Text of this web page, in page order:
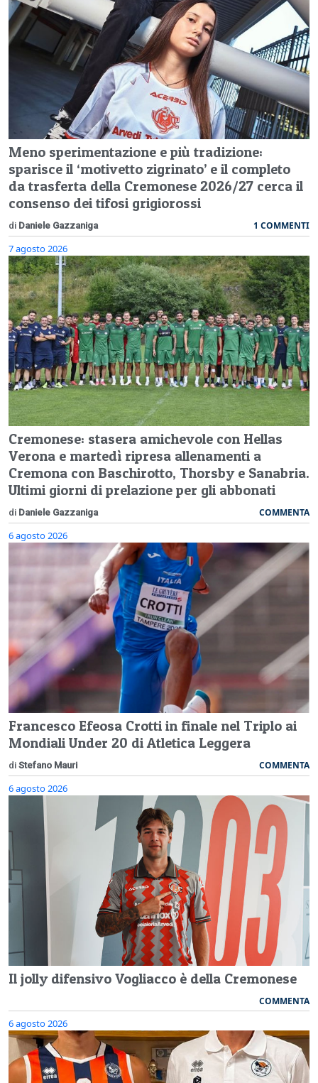
Meno sperimentazione e più tradizione:
sparisce il ‘motivetto zigrinato’ e il completo
da trasferta della Cremonese 2026/27 cerca il
consenso dei tifosi grigiorossi
di Daniele Gazzaniga 1 COMMENTI
7 agosto 2026
Cremonese: stasera amichevole con Hellas
Verona e martedì ripresa allenamenti a
Cremona con Baschirotto, Thorsby e Sanabria.
Ultimi giorni di prelazione per gli abbonati
di Daniele Gazzaniga COMMENTA
6 agosto 2026
Francesco Efeosa Crotti in finale nel Triplo ai
Mondiali Under 20 di Atletica Leggera
di Stefano Mauri COMMENTA
6 agosto 2026
Il jolly difensivo Vogliacco è della Cremonese
COMMENTA
6 agosto 2026